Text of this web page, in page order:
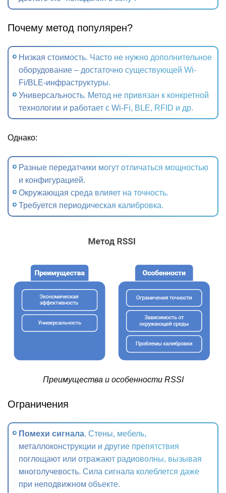
Почему метод популярен?
Низкая стоимость. Часто не нужно дополнительное
оборудование – достаточно существующей Wi-
Fi/BLE‑инфраструктуры.
Универсальность. Метод не привязан к конкретной
технологии и работает с Wi‑Fi, BLE, RFID и др.
Однако:
Разные передатчики могут отличаться мощностью
и конфигурацией.
Окружающая среда влияет на точность.
Требуется периодическая калибровка.
Преимущества и особенности RSSI
Ограничения
Помехи сигнала. Стены, мебель,
металлоконструкции и другие препятствия
поглощают или отражают радиоволны, вызывая
многолучевость. Сила сигнала колеблется даже
при неподвижном объекте.